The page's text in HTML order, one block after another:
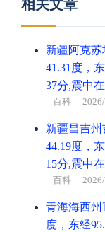
相关文章
新疆阿克
41.31度，
37分,震中
百科
新疆昌吉
44.19度，
15分,震中
百科
青海海西州
度，东经